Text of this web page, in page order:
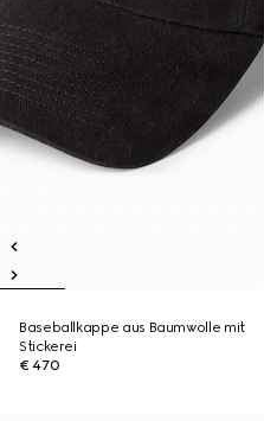
Baseballkappe aus Baumwolle mit
Stickerei
€ 470